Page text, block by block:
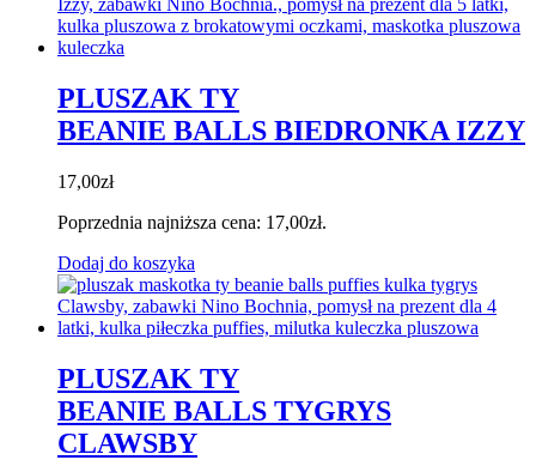
PLUSZAK TY
BEANIE BALLS BIEDRONKA IZZY
17,00zł
Poprzednia najniższa cena: 17,00zł.
Dodaj do koszyka
PLUSZAK TY
BEANIE BALLS TYGRYS
CLAWSBY